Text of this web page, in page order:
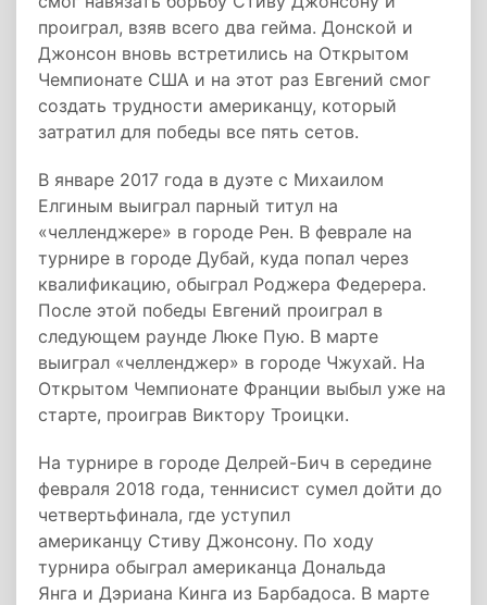
проиграл, взяв всего два гейма. Донской и
Джонсон вновь встретились на Открытом
Чемпионате США и на этот раз Евгений смог
создать трудности американцу, который
затратил для победы все пять сетов.
В январе 2017 года в дуэте с Михаилом
Елгиным выиграл парный титул на
«челленджере» в городе Рен. В феврале на
турнире в городе Дубай, куда попал через
квалификацию, обыграл Роджера Федерера.
После этой победы Евгений проиграл в
следующем раунде Люке Пую. В марте
выиграл «челленджер» в городе Чжухай. На
Открытом Чемпионате Франции выбыл уже на
старте, проиграв Виктору Троицки.
На турнире в городе Делрей-Бич в середине
февраля 2018 года, теннисист сумел дойти до
четвертьфинала, где уступил
американцу Стиву Джонсону. По ходу
турнира обыграл американца Дональда
Янга и Дэриана Кинга из Барбадоса. В марте